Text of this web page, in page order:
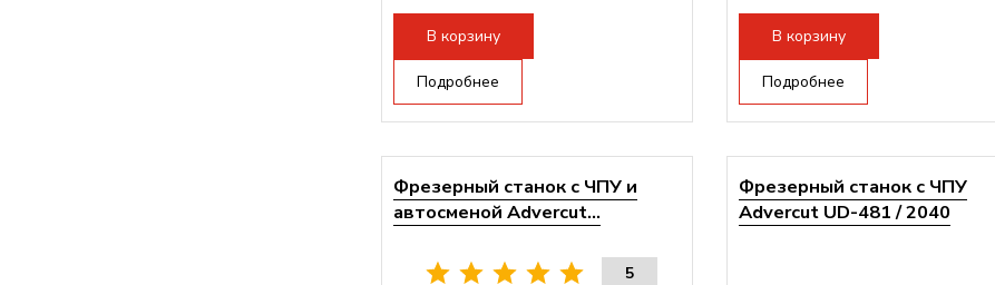
В корзину
Подробнее
стандартно:Вакуумный стол
Цанговый патрон:ER32
Мощность шпинделя:
В корзину
Подробнее
Фрезерный станок с ЧПУ и
автосменой Advercut...
5
Фрезерный станок с ЧПУ
Advercut UD-481 / 2040